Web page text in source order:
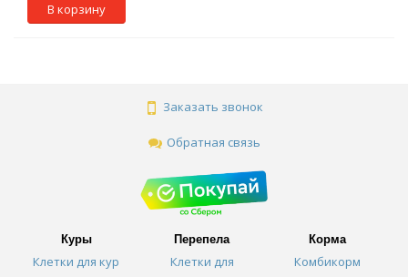
В корзину
Заказать звонок
Обратная связь
Куры
Клетки для кур
Перепела
Клетки для
Корма
Комбикорм